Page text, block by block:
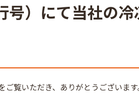
）にて当社の
覧いただき、ありがとうございます